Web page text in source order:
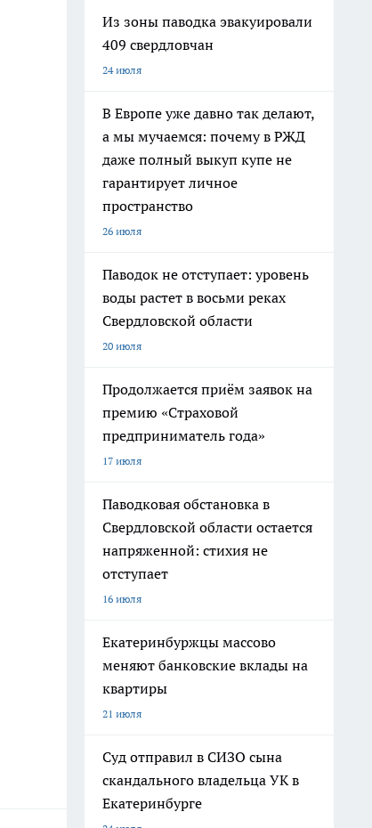
Из зоны паводка эвакуировали
409 свердловчан
24 июля
В Европе уже давно так делают,
а мы мучаемся: почему в РЖД
даже полный выкуп купе не
гарантирует личное
пространство
26 июля
Паводок не отступает: уровень
воды растет в восьми реках
Свердловской области
20 июля
Продолжается приём заявок на
премию «Страховой
предприниматель года»
17 июля
Паводковая обстановка в
Свердловской области остается
напряженной: стихия не
отступает
16 июля
Екатеринбуржцы массово
меняют банковские вклады на
квартиры
21 июля
Суд отправил в СИЗО сына
скандального владельца УК в
Екатеринбурге